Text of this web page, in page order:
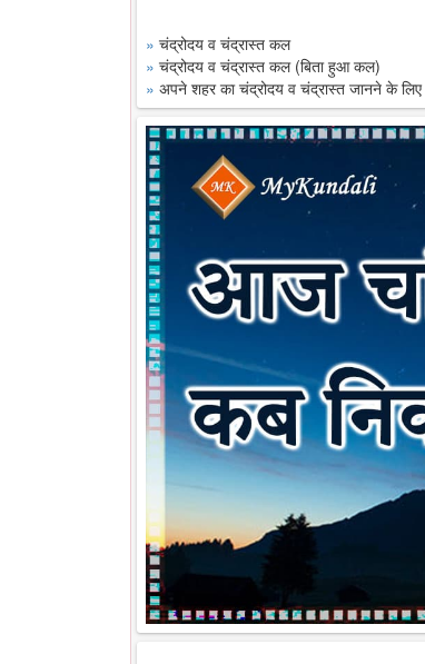
» चंद्रोदय व चंद्रास्त कल
» चंद्रोदय व चंद्रास्त कल (बिता हुआ कल)
» अपने शहर का चंद्रोदय व चंद्रास्त जानने के लिए